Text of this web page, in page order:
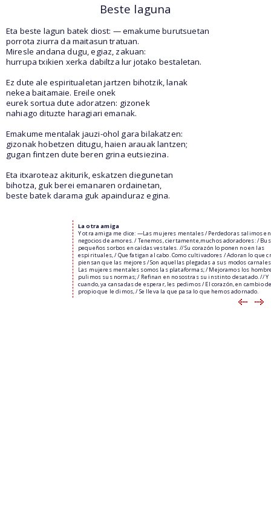
Beste laguna
Eta beste lagun batek diost: — emakume burutsuetan
porrota ziurra da maitasun tratuan.
Miresle andana dugu, egiaz, zakuan:
hurrupa txikien xerka dabiltza lur jotako bestaletan.
Ez dute ale espiritualetan jartzen bihotzik, lanak
nekea baitamaie. Ereile onek
eurek sortua dute adoratzen: gizonek
nahiago dituzte haragiari emanak.
Emakume mentalak jauzi-ohol gara bilakatzen:
gizonak hobetzen ditugu, haien arauak lantzen;
gugan fintzen dute beren grina eutsiezina.
Eta itxaroteaz akiturik, eskatzen diegunetan
bihotza, guk berei emanaren ordainetan,
beste batek darama guk apainduraz egina.
La otra amiga
Y otra amiga me dice: —Las mujeres mentales / Perdedoras salimos en
negocios de amores. / Tenemos, ciertamente,muchos adoradores: /
pequeños sorbos en caídas vestales. // Su corazón lo ponen no en las
espirituales, / Que fatigan al cabo. Como cultivadores / Adoran lo que
piensan que las mejores / Son aquellas plegadas a sus modos
Las mujeres mentales somos las plataformas; / Mejoramos los
pulimos sus normas; / Refinan en nosostras su instinto desatado. // Y
cuando, ya cansadas de esperar, les pedimos / El corazón, en cambio
propio que le dimos, / Se lleva la que pasa lo que hemos adornado.